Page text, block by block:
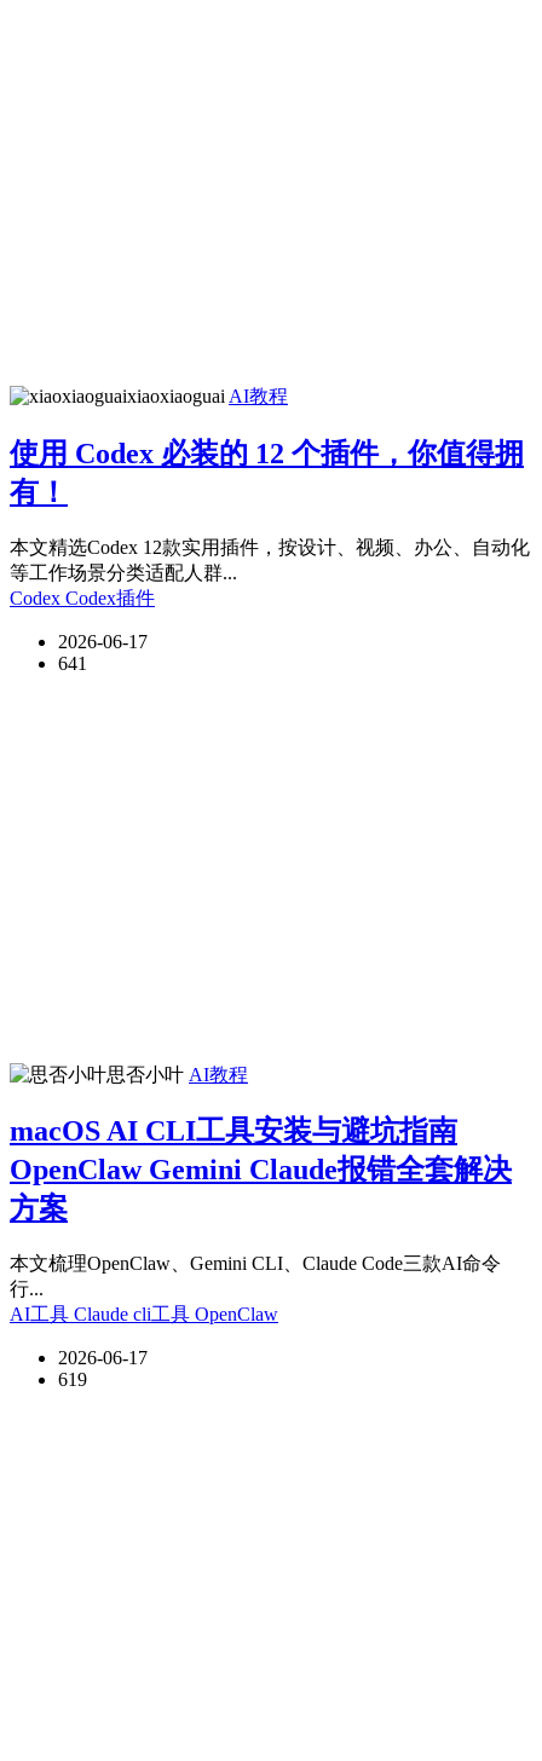
xiaoxiaoguai AI教程
使用 Codex 必装的 12 个插件，你值得拥
有！
本文精选Codex 12款实用插件，按设计、视频、办公、自动化
等工作场景分类适配人群...
Codex Codex插件
2026-06-17
641
思否小叶 AI教程
macOS AI CLI工具安装与避坑指南
OpenClaw Gemini Claude报错全套解决
方案
本文梳理OpenClaw、Gemini CLI、Claude Code三款AI命令
行...
AI工具 Claude cli工具 OpenClaw
2026-06-17
619